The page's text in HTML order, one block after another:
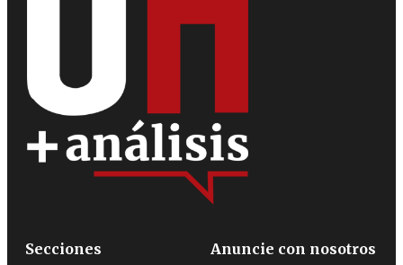
Secciones
Anuncie con nosotros